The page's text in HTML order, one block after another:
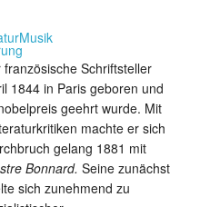
Musik
Schriftsteller
1844 in Paris geboren und
geehrt wurde. Mit
machte er sich
gelang 1881 mit
Bonnard. Seine zunächst
sich zunehmend zu